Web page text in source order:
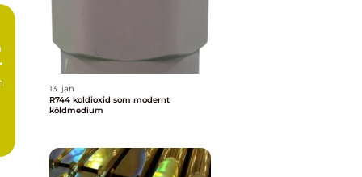
13. jan
R744 koldioxid som modernt
köldmedium